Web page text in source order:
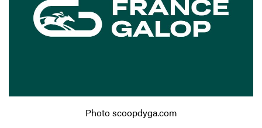
Photo scoopdyga.com